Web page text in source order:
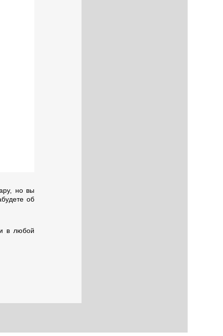
но вы
об
в любой